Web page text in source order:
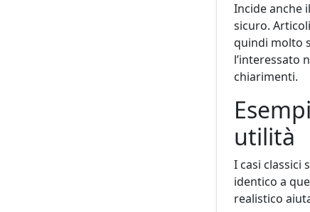
Incide anche
sicuro.
quindi molto
l’interessato
chiarimenti.
utilità
I casi classici
identico a
realistico